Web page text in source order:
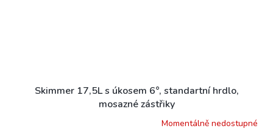
Skimmer 17,5L s úkosem 6°, standartní hrdlo,
mosazné zástřiky
Momentálně nedostupné